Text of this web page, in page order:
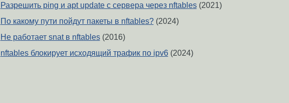
Разрешить ping и apt update с сервера через nftables(2021)
По какому пути пойдут пакеты в nftables?(2024)
Не работает snat в nftables(2016)
nftables блокирует исходящий трафик по ipv6(2024)